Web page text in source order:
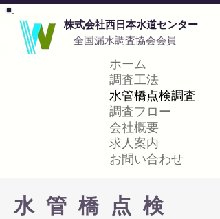
​株式会社西日本水道センター
​全国漏水調査協会会員
ホーム
調査工法
水管橋点検調査
調査フロー
会社概要
求人案内
お問い合わせ
水 管 橋 点 検